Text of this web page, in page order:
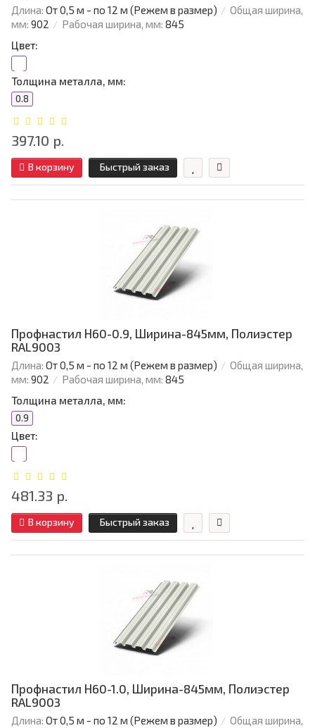
Длина: От 0,5 м - по 12 м (Режем в размер)
Общая ширина,
мм: 902 Рабочая ширина, мм: 845
Цвет:
Толщина металла, мм:
0.8
397.10 р.
В корзину Быстрый заказ
Профнастил Н60-0.9, Ширина-845мм, Полиэстер
RAL9003
Длина: От 0,5 м - по 12 м (Режем в размер)
Общая ширина,
мм: 902 Рабочая ширина, мм: 845
Толщина металла, мм:
0.9
Цвет:
481.33 р.
В корзину Быстрый заказ
Профнастил Н60-1.0, Ширина-845мм, Полиэстер
RAL9003
Длина: От 0,5 м - по 12 м (Режем в размер) Общая ширина,